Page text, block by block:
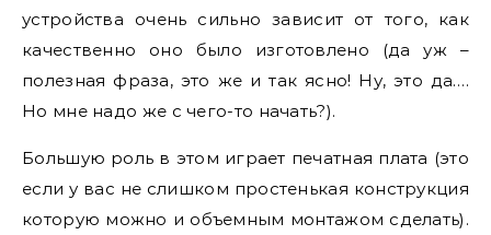
устройства очень сильно зависит от того, как
качественно оно было изготовлено (да уж –
полезная фраза, это же и так ясно! Ну, это да….
Но мне надо же с чего-то начать?).
Большую роль в этом играет печатная плата (это
если у вас не слишком простенькая конструкция
которую можно и объемным монтажом сделать).